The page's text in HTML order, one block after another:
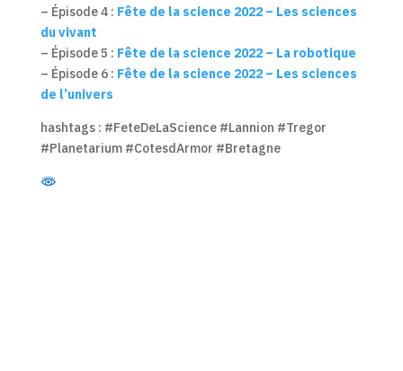
– Épisode 4 : Fête de la science 2022 – Les sciences
du vivant
– Épisode 5 : Fête de la science 2022 – La robotique
– Épisode 6 : Fête de la science 2022 – Les sciences
de l’univers
hashtags : #FeteDeLaScience #Lannion #Tregor
#Planetarium #CotesdArmor #Bretagne